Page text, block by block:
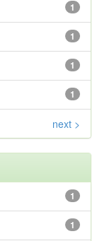
1
1
1
1
next >
1
1